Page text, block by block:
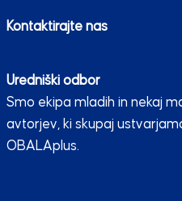
Kontaktirajte nas
Uredniški odbor
Smo ekipa mladih in nekaj
avtorjev, ki skupaj
OBALAplus.